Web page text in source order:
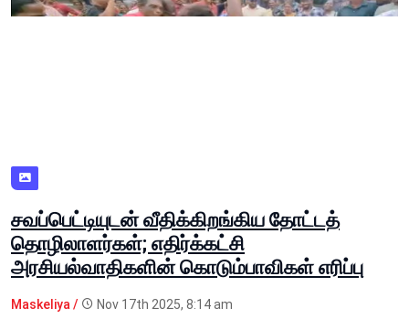
சவப்பெட்டியுடன் வீதிக்கிறங்கிய தோட்டத்
தொழிலாளர்கள்; எதிர்க்கட்சி
அரசியல்வாதிகளின் கொடும்பாவிகள் எரிப்பு
Maskeliya / Nov 17th 2025, 8:14 am